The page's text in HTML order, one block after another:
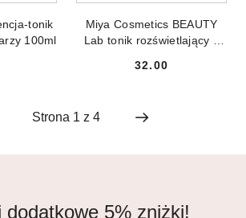
tonik
100ml
Miya Cosmetics BEAUTY
Lab tonik rozświetlający z
150ml
Cena:
32.00
dodatkowe 5% zniżki!